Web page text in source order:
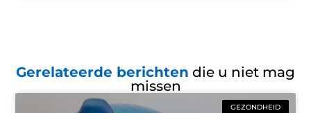
Gerelateerde berichten die u niet mag
missen
GEZONDHEID